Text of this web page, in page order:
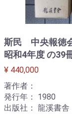
斯民 中央報徳
昭和4年度 の39
¥ 440,000
著作者：
発行年： 1980
出版社： 龍溪書舎